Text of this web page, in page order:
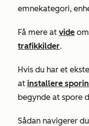
emnekategori,
Få mere at vide
trafikkilder.
Hvis du har et
at installere
begynde at spore
Sådan navigerer